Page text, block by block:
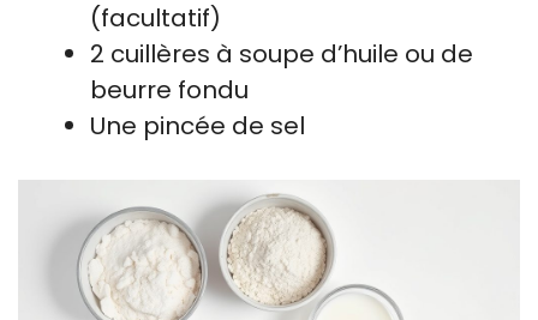
(facultatif)
2 cuillères à soupe d’huile ou de
beurre fondu
Une pincée de sel